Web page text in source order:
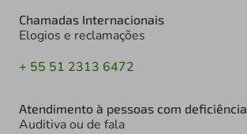
Chamadas Internacionais
Elogios e reclamações
+ 55 51 2313 6472
Atendimento à pessoas com deficiência
Auditiva ou de fala